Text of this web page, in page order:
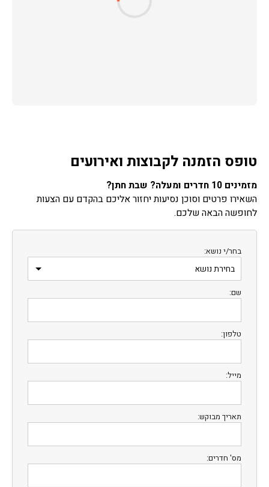
טופס הזמנה לקבוצות ואירועים
מזמינים 10 חדרים ומעלה? שבת חתן?
השאירו פרטים וסוכן נסיעות יחזור אליכם בהקדם עם הצעות
לחופשה הבאה שלכם.
בחר/י נושא:
שם:
טלפון:
מייל:
תאריך מבוקש:
מס' חדרים: